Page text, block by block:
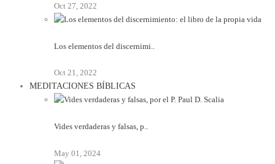
Oct 27, 2022
Los elementos del discernimi..
Oct 21, 2022
MEDITACIONES BÍBLICAS
Vides verdaderas y falsas, p..
May 01, 2024